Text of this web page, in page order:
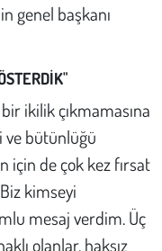
genel başkanı
ikilik çıkmamasına
ve bütünlüğü
için de çok kez fırsat
kimseyi
mesaj verdim. Üç
olanlar, haksız